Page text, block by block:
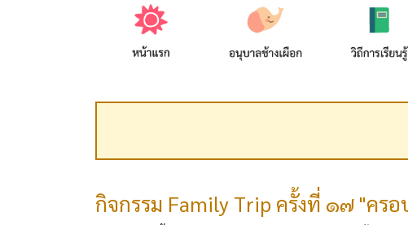
กิจกรรม Family Trip ครั้งที่ ๑๗ "ครอ